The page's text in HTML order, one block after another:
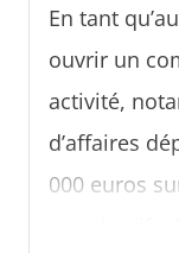
En tant
ouvrir un
activité,
d’affaires
000 euros